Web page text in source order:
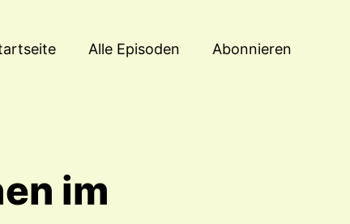
Alle Episoden Abonnieren
im